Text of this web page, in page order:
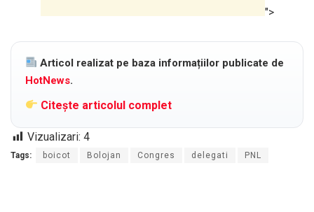
">
Articol realizat pe baza informațiilor publicate de
HotNews.
Citește articolul complet
Vizualizari: 4
Tags: boicot Bolojan Congres delegati PNL